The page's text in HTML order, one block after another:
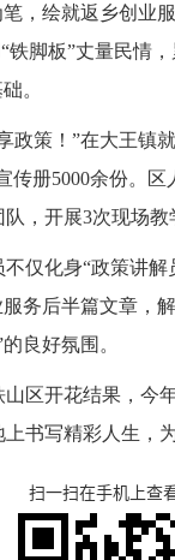
笔，绘就返乡创业
脚板”丈量民
。
策！”在大王镇
册5000余份。
，开展3次现场
不仅化身“政策讲解
务后半篇文章
良好氛围。
区开花结果，今
书写精彩人生，
扫一扫在手机上查